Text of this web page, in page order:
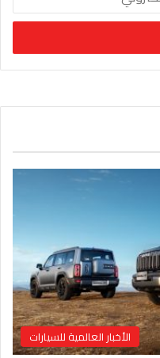
الأخبار العالمية للسيارات